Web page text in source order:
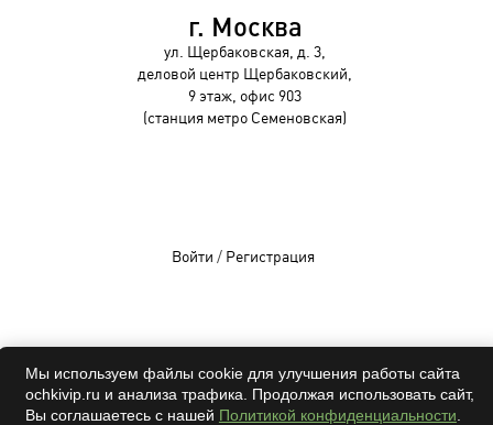
г. Москва
ул. Щербаковская, д. 3,
деловой центр Щербаковский,
9 этаж, офис 903
(станция метро Семеновская)
Войти / Регистрация
OCHKIVIP 2009-2026©
Все права защищены
Мы используем файлы cookie для улучшения работы сайта
ochkivip.ru и анализа трафика. Продолжая использовать сайт,
Вы соглашаетесь с нашей Политикой конфиденциальности